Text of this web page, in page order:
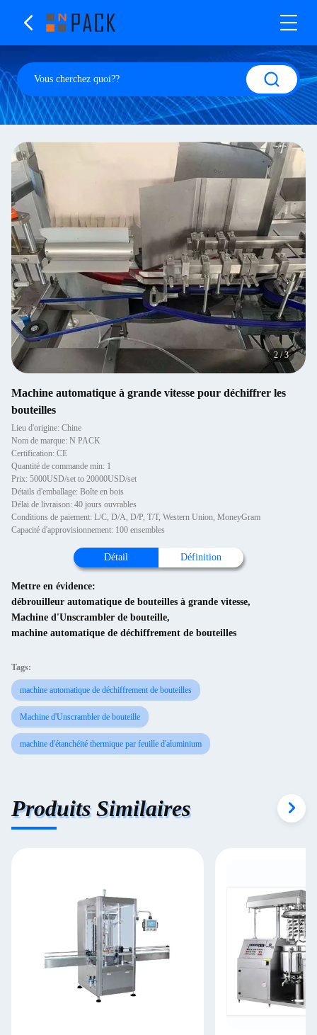
2 /3
Machine automatique à grande vitesse pour déchiffrer les
bouteilles
Lieu d'origine: Chine
Nom de marque: N PACK
Certification: CE
Quantité de commande min: 1
Prix: 5000USD/set to 20000USD/set
Détails d'emballage: Boîte en bois
Délai de livraison: 40 jours ouvrables
Conditions de paiement: L/C, D/A, D/P, T/T, Western Union, MoneyGram
Capacité d'approvisionnement: 100 ensembles
Détail Définition
Mettre en évidence:
débrouilleur automatique de bouteilles à grande vitesse,
Machine d'Unscrambler de bouteille,
machine automatique de déchiffrement de bouteilles
Tags:
machine automatique de déchiffrement de bouteilles
Machine d'Unscrambler de bouteille
machine d'étanchéité thermique par feuille d'aluminium
Produits Similaires